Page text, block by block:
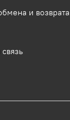
и возврата